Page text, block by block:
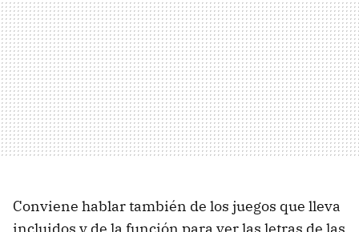
Conviene hablar también de los juegos que lleva